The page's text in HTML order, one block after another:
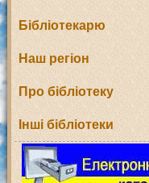
Бібліотекарю
Наш регіон
Про бібліотеку
Інші бібліотеки